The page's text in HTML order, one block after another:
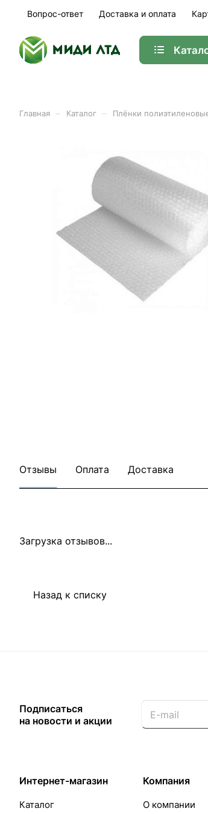
Вопрос-ответ Доставка и оплата
Главная Каталог Плёнки
Плёнка
Отзывы Оплата Доставка
Загрузка отзывов...
Назад к списку
Подписаться
на новости и акции
Интернет-магазин
Каталог
Компания
О компании